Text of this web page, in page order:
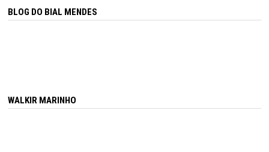
BLOG DO BIAL MENDES
WALKIR MARINHO